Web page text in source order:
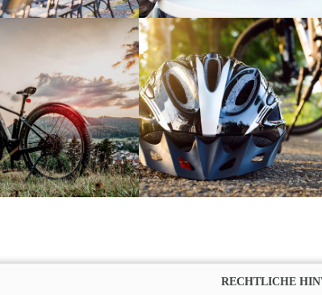
RECHTLICHE